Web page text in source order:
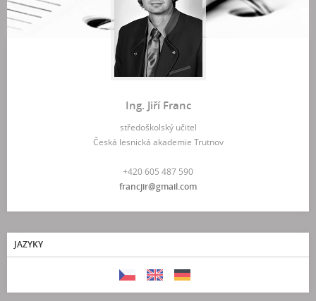
Ing. Jiří Franc
středoškolský učitel
Česká lesnická akademie Trutnov
+420 605 487 590
francjir@gmail.com
JAZYKY